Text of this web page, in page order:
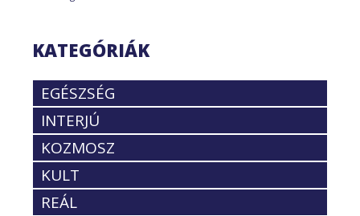
KATEGÓRIÁK
EGÉSZSÉG
INTERJÚ
KOZMOSZ
KULT
REÁL